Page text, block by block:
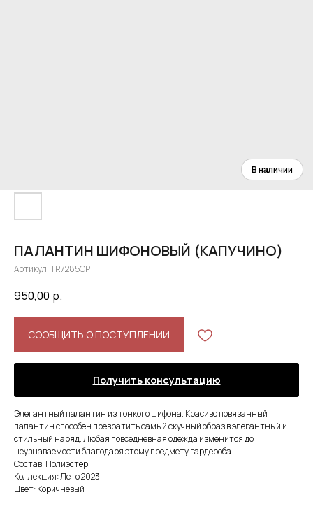
ПАЛАНТИН ШИФОНОВЫЙ (КАПУЧИНО)
Артикул:TR7285CP
950,00 р.
СООБЩИТЬ О ПОСТУПЛЕНИИ
Получить консультацию
Элегантный палантин из тонкого шифона. Красиво повязанный
палантин способен превратить самый скучный образ в элегантный и
стильный наряд. Любая повседневная одежда изменится до
неузнаваемости благодаря этому предмету гардероба.
Состав: Полиэстер
Коллекция: Лето 2023
Цвет: Коричневый